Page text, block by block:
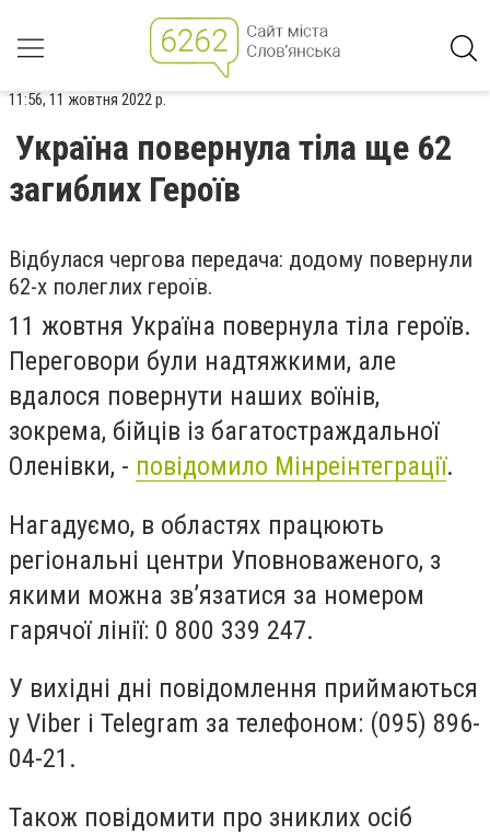
11:56, 11 жовтня 2022 р.
Україна повернула тіла ще 62
загиблих Героїв
Відбулася чергова передача: додому повернули
62-х полеглих героїв.
11 жовтня Україна повернула тіла героїв.
Переговори були надтяжкими, але
вдалося повернути наших воїнів,
зокрема, бійців із багатостраждальної
Оленівки, - повідомило Мінреінтеграції.
Нагадуємо, в областях працюють
регіональні центри Уповноваженого, з
якими можна зв’язатися за номером
гарячої лінії: 0 800 339 247.
У вихідні дні повідомлення приймаються
у Viber і Telegram за телефоном: (095) 896-
04-21.
Також повідомити про зниклих осіб